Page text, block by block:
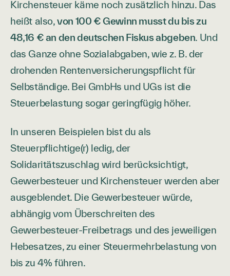
Kirchensteuer käme noch zusätzlich hinzu. Das
heißt also,von 100 € Gewinn musst du bis zu
48,16 € an den deutschen Fiskus abgeben. Und
das Ganze ohne Sozialabgaben, wie z. B. der
drohenden Rentenversicherungspflicht für
Selbständige. Bei GmbHs und UGs ist die
Steuerbelastung sogar geringfügig höher.
In unseren Beispielen bist du als
Steuerpflichtige(r) ledig, der
Solidaritätszuschlag wird berücksichtigt,
Gewerbesteuer und Kirchensteuer werden aber
ausgeblendet. Die Gewerbesteuer würde,
abhängig vom Überschreiten des
Gewerbesteuer-Freibetrags und des jeweiligen
Hebesatzes, zu einer Steuermehrbelastung von
bis zu 4% führen.